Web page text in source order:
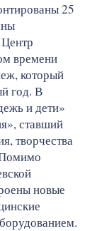
25
времени
который
год. В
и дети»
ставший
творчества
новые